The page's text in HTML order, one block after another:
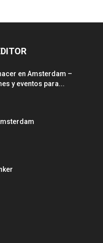
en Amsterdam –
y eventos para...